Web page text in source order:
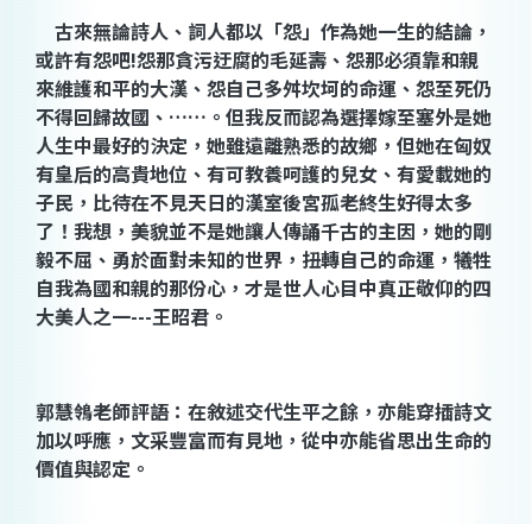
古來無論詩人、詞人都以「怨」作為她一生的結論，
或許有怨吧!怨那貪污迂腐的毛延壽、怨那必須靠和親
來維護和平的大漢、怨自己多舛坎坷的命運、怨至死仍
不得回歸故國、 …… 。但我反而認為選擇嫁至塞外是她
人生中最好的決定，她雖遠離熟悉的故鄉，但她在匈奴
有皇后的高貴地位、有可教養呵護的兒女、有愛載她的
子民，比待在不見天日的漢室後宮孤老終生好得太多
了！我想，美貌並不是她讓人傳誦千古的主因，她的剛
毅不屈、勇於面對未知的世界，扭轉自己的命運，犧牲
自我為國和親的那份心，才是世人心目中真正敬仰的四
大美人之一---王昭君。
郭慧鴒老師評語：在敘述交代生平之餘，亦能穿插詩文
加以呼應，文采豐富而有見地，從中亦能省思出生命的
價值與認定。